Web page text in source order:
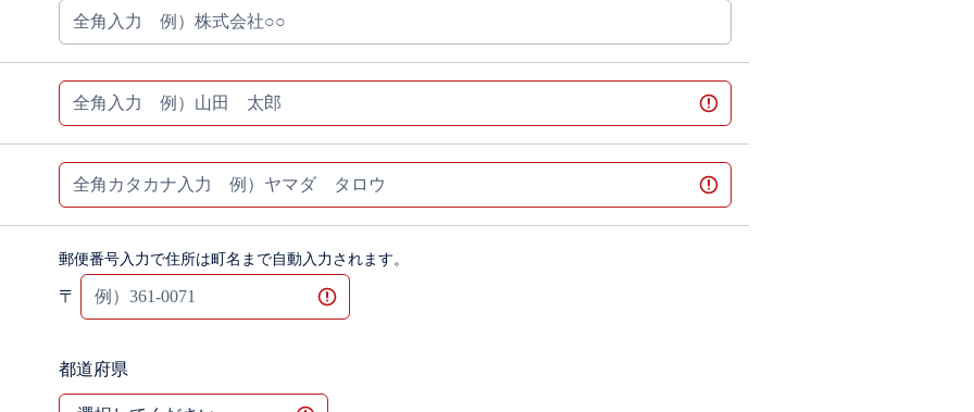
郵便番号入力で住所は町名まで自動入力されます。
〒
都道府県